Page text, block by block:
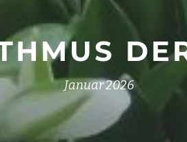
Januar 2026